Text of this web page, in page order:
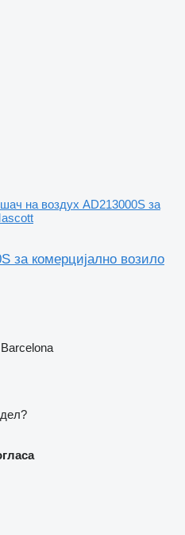
на воздух AD213000S за
за комерцијално возило